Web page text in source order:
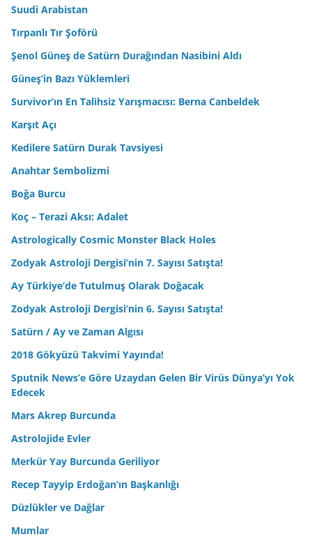
Suudi Arabistan
Tırpanlı Tır Şoförü
Şenol Güneş de Satürn Durağından Nasibini Aldı
Güneş’in Bazı Yüklemleri
Survivor’ın En Talihsiz Yarışmacısı: Berna Canbeldek
Karşıt Açı
Kedilere Satürn Durak Tavsiyesi
Anahtar Sembolizmi
Boğa Burcu
Koç – Terazi Aksı: Adalet
Astrologically Cosmic Monster Black Holes
Zodyak Astroloji Dergisi’nin 7. Sayısı Satışta!
Ay Türkiye’de Tutulmuş Olarak Doğacak
Zodyak Astroloji Dergisi’nin 6. Sayısı Satışta!
Satürn / Ay ve Zaman Algısı
2018 Gökyüzü Takvimi Yayında!
Sputnik News’e Göre Uzaydan Gelen Bir Virüs Dünya’yı Yok
Edecek
Mars Akrep Burcunda
Astrolojide Evler
Merkür Yay Burcunda Geriliyor
Recep Tayyip Erdoğan’ın Başkanlığı
Düzlükler ve Dağlar
Mumlar